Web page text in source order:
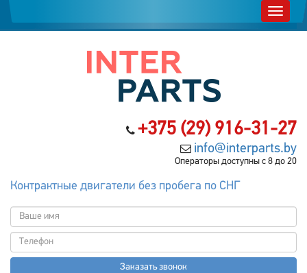
+375 (29) 916-31-27
info@interparts.by
Операторы доступны с 8 до 20
Контрактные двигатели без пробега по СНГ
Заказать звонок